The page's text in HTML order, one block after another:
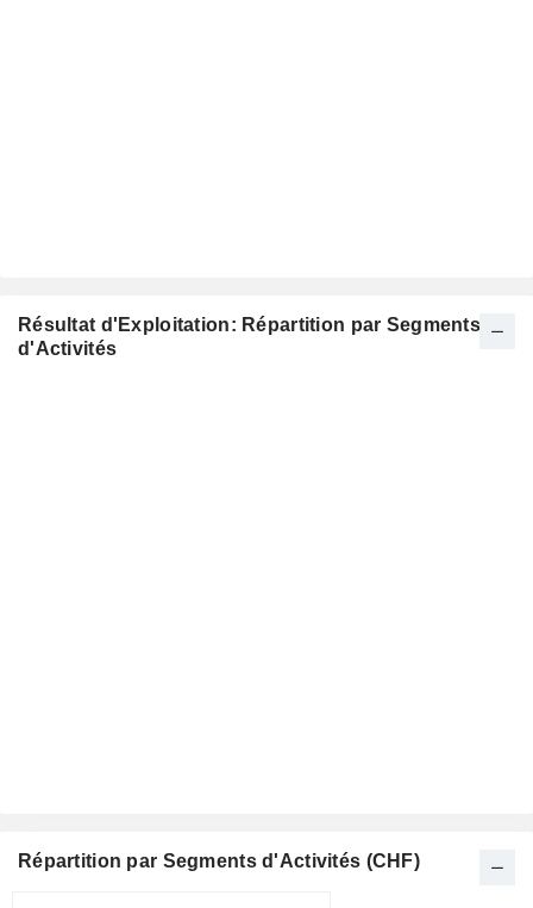
Résultat d'Exploitation: Répartition par Segments
d'Activités
Répartition par Segments d'Activités (CHF)